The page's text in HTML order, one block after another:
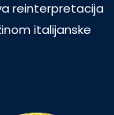
reinterpretacija
italijanske